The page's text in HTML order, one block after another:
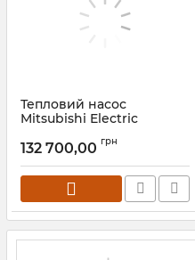
Тепловий насос
Mitsubishi Electric
(White) MSZ-LN35VGW-
132 700,00 грн